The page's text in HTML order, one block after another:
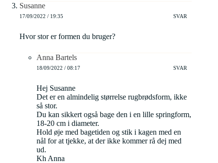
Susanne
17/09/2022 / 19:35 SVAR
Hvor stor er formen du bruger?
Anna Bartels
18/09/2022 / 08:17 SVAR
Hej Susanne
Det er en almindelig størrelse rugbrødsform, ikke
så stor.
Du kan sikkert også bage den i en lille springform,
18-20 cm i diameter.
Hold øje med bagetiden og stik i kagen med en
nål for at tjekke, at der ikke kommer rå dej med
ud.
Kh Anna